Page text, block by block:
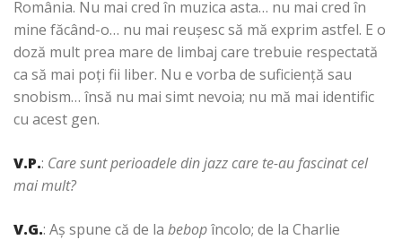
România. Nu mai cred în muzica asta… nu mai cred în
mine făcând-o… nu mai reuşesc să mă exprim astfel. E o
doză mult prea mare de limbaj care trebuie respectată
ca să mai poţi fii liber. Nu e vorba de suficienţă sau
snobism… însă nu mai simt nevoia; nu mă mai identific
cu acest gen.
V.P.: Care sunt perioadele din jazz care te-au fascinat cel
mai mult?
V.G.: Aş spune că de la bebopîncolo; de la Charlie